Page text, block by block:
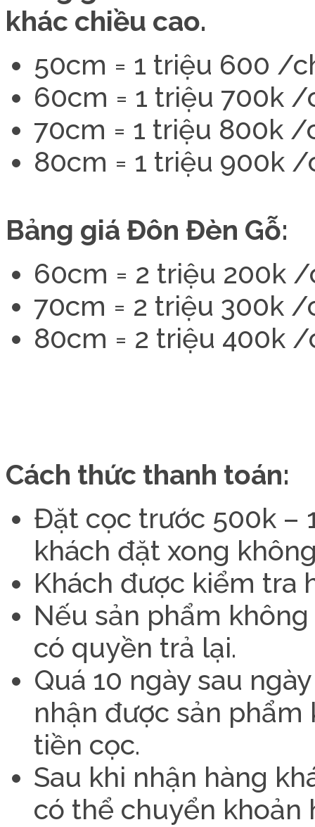
khác chiều cao.
50cm = 1 triệu 600 /
60cm = 1 triệu 700k
70cm = 1 triệu 800k /
80cm = 1 triệu 900k
Bảng giá Đôn Đèn Gỗ:
60cm = 2 triệu 200k
70cm = 2 triệu 300k /
80cm = 2 triệu 400k
Cách thức thanh toán:
Đặt cọc trước 500k –
khách đặt xong
Khách được kiểm tra
Nếu sản phẩm
có quyền trả lại.
Quá 10 ngày sau
nhận được sản
tiền cọc.
Sau khi nhận hàng
có thể chuyển khoản